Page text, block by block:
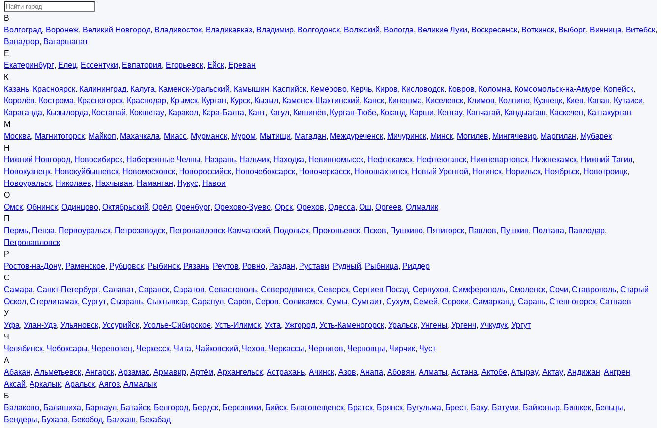
В
Волгоград, Воронеж, Великий Новгород, Владивосток, Владикавказ, Владимир, Волгодонск, Волжский, Вологда, Великие Луки, Воскресенск, Воткинск, Выборг, Винница, Витебск,
Ванадзор, Вагаршапат
Е
Екатеринбург, Елец, Ессентуки, Евпатория, Егорьевск, Ейск, Ереван
К
Казань, Красноярск, Калининград, Калуга, Каменск-Уральский, Камышин, Каспийск, Кемерово, Керчь, Киров, Кисловодск, Ковров, Коломна, Комсомольск-на-Амуре, Копейск,
Королёв, Кострома, Красногорск, Краснодар, Крымск, Курган, Курск, Кызыл, Каменск-Шахтинский, Канск, Кинешма, Киселевск, Климов, Колпино, Кузнецк, Киев, Капан, Кутаиси,
Караганда, Кызылорда, Костанай, Кокшетау, Каракол, Кара-Балта, Кант, Кагул, Кишинёв, Курган-Тюбе, Коканд, Карши, Кентау, Капчагай, Кандыагаш, Каскелен, Каттакурган
М
Москва, Магнитогорск, Майкоп, Махачкала, Миасс, Мурманск, Муром, Мытищи, Магадан, Междуреченск, Мичуринск, Минск, Могилев, Мингячевир, Маргилан, Мубарек
Н
Нижний Новгород, Новосибирск, Набережные Челны, Назрань, Нальчик, Находка, Невинномысск, Нефтекамск, Нефтеюганск, Нижневартовск, Нижнекамск, Нижний Тагил,
Новокузнецк, Новокуйбышевск, Новомосковск, Новороссийск, Новочебоксарск, Новочеркасск, Новошахтинск, Новый Уренгой, Ногинск, Норильск, Ноябрьск, Новотроицк,
Новоуральск, Николаев, Нахчыван, Наманган, Нукус, Навои
О
Омск, Обнинск, Одинцово, Октябрьский, Орёл, Оренбург, Орехово-Зуево, Орск, Орехов, Одесса, Ош, Оргеев, Олмалик
П
Пермь, Пенза, Первоуральск, Петрозаводск, Петропавловск-Камчатский, Подольск, Прокопьевск, Псков, Пушкино, Пятигорск, Павлов, Пушкин, Полтава, Павлодар,
Петропавловск
Р
Ростов-на-Дону, Раменское, Рубцовск, Рыбинск, Рязань, Реутов, Ровно, Раздан, Рустави, Рудный, Рыбница, Риддер
С
Самара, Санкт-Петербург, Салават, Саранск, Саратов, Севастополь, Северодвинск, Северск, Сергиев Посад, Серпухов, Симферополь, Смоленск, Сочи, Ставрополь, Старый
Оскол, Стерлитамак, Сургут, Сызрань, Сыктывкар, Сарапул, Саров, Серов, Соликамск, Сумы, Сумгаит, Сухум, Семей, Сороки, Самарканд, Сарань, Степногорск, Сатпаев
У
Уфа, Улан-Удэ, Ульяновск, Уссурийск, Усолье-Сибирское, Усть-Илимск, Ухта, Ужгород, Усть-Каменогорск, Уральск, Унгены, Ургенч, Учкудук, Ургут
Ч
Челябинск, Чебоксары, Череповец, Черкесск, Чита, Чайковский, Чехов, Черкассы, Чернигов, Черновцы, Чирчик, Чуст
А
Абакан, Альметьевск, Ангарск, Арзамас, Армавир, Артём, Архангельск, Астрахань, Ачинск, Азов, Анапа, Абовян, Алматы, Астана, Актобе, Атырау, Актау, Андижан, Ангрен,
Аксай, Аркалык, Аральск, Аягоз, Алмалык
Б
Балаково, Балашиха, Барнаул, Батайск, Белгород, Бердск, Березники, Бийск, Благовещенск, Братск, Брянск, Бугульма, Брест, Баку, Батуми, Байконыр, Бишкек, Бельцы,
Бендеры, Бухара, Бекобод, Балхаш, Бекабад